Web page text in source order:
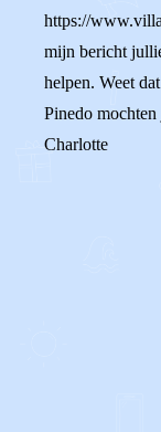
https://
mijn bericht
helpen. Weet
Pinedo
Charlotte